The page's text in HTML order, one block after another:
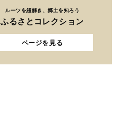
ルーツを紐解き、郷土を知ろう
ふるさとコレクション
ページを見る